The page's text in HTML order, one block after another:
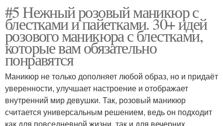
#5 Нежный розовый маникюр с
блестками и пайетками. 30+ идей
розового маникюра с блестками,
которые вам обязательно
понравятся
Маникюр не только дополняет любой образ, но и придаёт
уверенности, улучшает настроение и отображает
внутренний мир девушки. Так, розовый маникюр
считается универсальным решением, ведь он подходит
как для повседневной жизни, так и для вечерних